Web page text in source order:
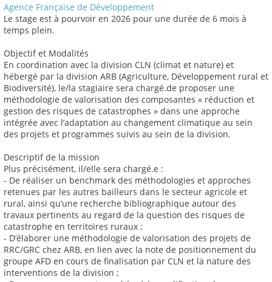
Agence Française de Développement
Le stage est à pourvoir en 2026 pour une durée de 6 mois à
temps plein.
Objectif et Modalités
En coordination avec la division CLN (climat et nature) et
hébergé par la division ARB (Agriculture, Développement rural et
Biodiversité), le/la stagiaire sera chargé.de proposer une
méthodologie de valorisation des composantes « réduction et
gestion des risques de catastrophes » dans une approche
intégrée avec l’adaptation au changement climatique au sein
des projets et programmes suivis au sein de la division.
Descriptif de la mission
Plus précisément, il/elle sera chargé.e :
- De réaliser un benchmark des méthodologies et approches
retenues par les autres bailleurs dans le secteur agricole et
rural, ainsi qu’une recherche bibliographique autour des
travaux pertinents au regard de la question des risques de
catastrophe en territoires ruraux ;
- D’élaborer une méthodologie de valorisation des projets de
RRC/GRC chez ARB, en lien avec la note de positionnement du
groupe AFD en cours de finalisation par CLN et la nature des
interventions de la division ;